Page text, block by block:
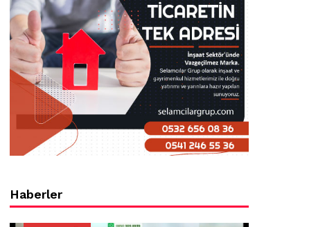
Haberler